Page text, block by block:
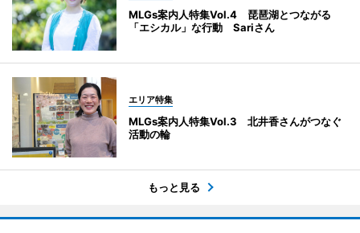
MLGs案内人特集Vol.4 琵琶湖とつながる
「エシカル」な行動 Sariさん
エリア特集
MLGs案内人特集Vol.3 北井香さんがつなぐ
活動の輪
もっと見る